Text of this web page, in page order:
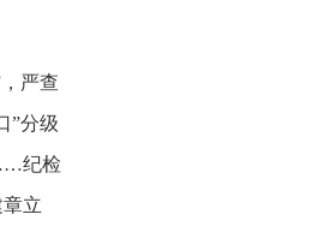
严查
”分级
纪检
立